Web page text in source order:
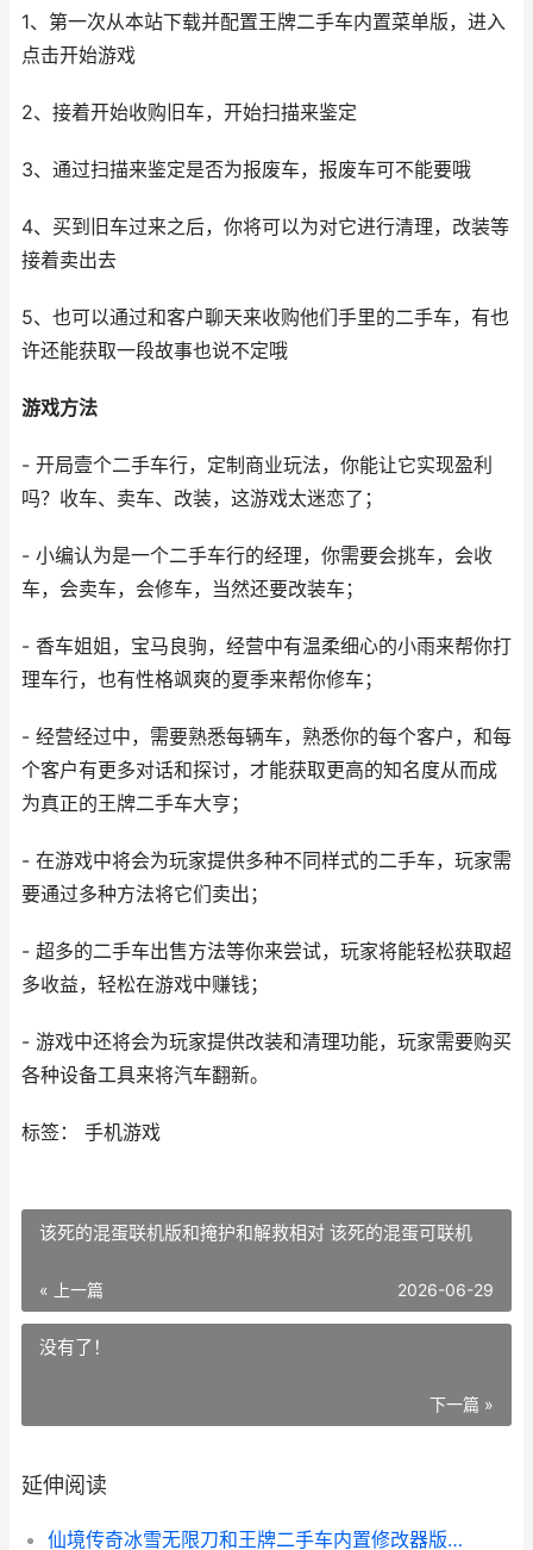
1、第一次从本站下载并配置王牌二手车内置菜单版，进入
点击开始游戏
2、接着开始收购旧车，开始扫描来鉴定
3、通过扫描来鉴定是否为报废车，报废车可不能要哦
4、买到旧车过来之后，你将可以为对它进行清理，改装等
接着卖出去
5、也可以通过和客户聊天来收购他们手里的二手车，有也
许还能获取一段故事也说不定哦
游戏方法
- 开局壹个二手车行，定制商业玩法，你能让它实现盈利
吗？收车、卖车、改装，这游戏太迷恋了；
- 小编认为是一个二手车行的经理，你需要会挑车，会收
车，会卖车，会修车，当然还要改装车；
- 香车姐姐，宝马良驹，经营中有温柔细心的小雨来帮你打
理车行，也有性格飒爽的夏季来帮你修车；
- 经营经过中，需要熟悉每辆车，熟悉你的每个客户，和每
个客户有更多对话和探讨，才能获取更高的知名度从而成
为真正的王牌二手车大亨；
- 在游戏中将会为玩家提供多种不同样式的二手车，玩家需
要通过多种方法将它们卖出；
- 超多的二手车出售方法等你来尝试，玩家将能轻松获取超
多收益，轻松在游戏中赚钱；
- 游戏中还将会为玩家提供改装和清理功能，玩家需要购买
各种设备工具来将汽车翻新。
标签： 手机游戏
该死的混蛋联机版和掩护和解救相对 该死的混蛋可联机
« 上一篇 2026-06-29
没有了！
下一篇 »
延伸阅读
仙境传奇冰雪无限刀和王牌二手车内置修改器版哪个好玩 仙境传奇冰雪无限刀仓库在哪